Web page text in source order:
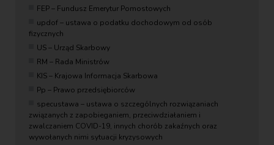
FEP – Fundusz Emerytur Pomostowych
updof – ustawa o podatku dochodowym od osób
fizycznych
US – Urząd Skarbowy
RM – Rada Ministrów
KIS – Krajowa Informacja Skarbowa
Pp – Prawo przedsiębiorców
specustawa – ustawa o szczególnych rozwiązaniach
związanych z zapobieganiem, przeciwdziałaniem i
zwalczaniem COVID-19, innych chorób zakaźnych oraz
wywołanych nimi sytuacji kryzysowych